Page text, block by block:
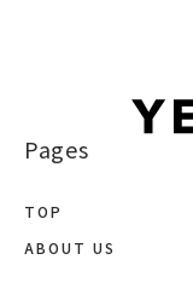
Pages
TOP
ABOUT US